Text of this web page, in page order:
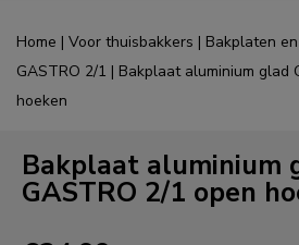
Home | Voor thuisbakkers | Bakplaten
GASTRO 2/1 | Bakplaat aluminium glad
hoeken
Bakplaat aluminium
GASTRO 2/1 open